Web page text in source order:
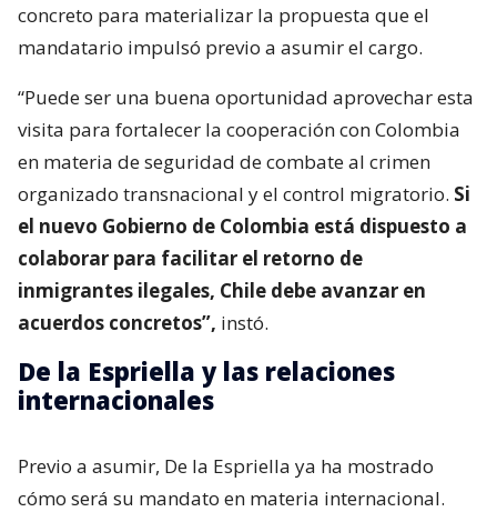
concreto para materializar la propuesta que el
mandatario impulsó previo a asumir el cargo.
“Puede ser una buena oportunidad aprovechar esta
visita para fortalecer la cooperación con Colombia
en materia de seguridad de combate al crimen
organizado transnacional y el control migratorio. Si
el nuevo Gobierno de Colombia está dispuesto a
colaborar para facilitar el retorno de
inmigrantes ilegales, Chile debe avanzar en
acuerdos concretos”, instó.
De la Espriella y las relaciones
internacionales
Previo a asumir, De la Espriella ya ha mostrado
cómo será su mandato en materia internacional.